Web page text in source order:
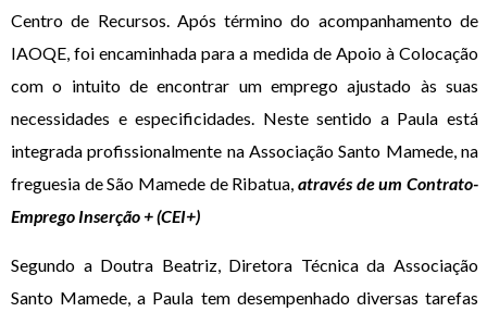
Centro de Recursos. Após término do acompanhamento de
IAOQE, foi encaminhada para a medida de Apoio à Colocação
com o intuito de encontrar um emprego ajustado às suas
necessidades e especificidades. Neste sentido a Paula está
integrada profissionalmente na Associação Santo Mamede, na
freguesia de São Mamede de Ribatua, através de um Contrato-
Emprego Inserção + (CEI+)
Segundo a Doutra Beatriz, Diretora Técnica da Associação
Santo Mamede, a Paula tem desempenhado diversas tarefas